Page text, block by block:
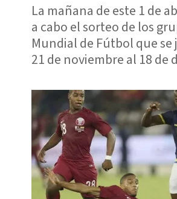
La mañana de este 1 de
a cabo el sorteo de los
Mundial de Fútbol que se
21 de noviembre al 18 de